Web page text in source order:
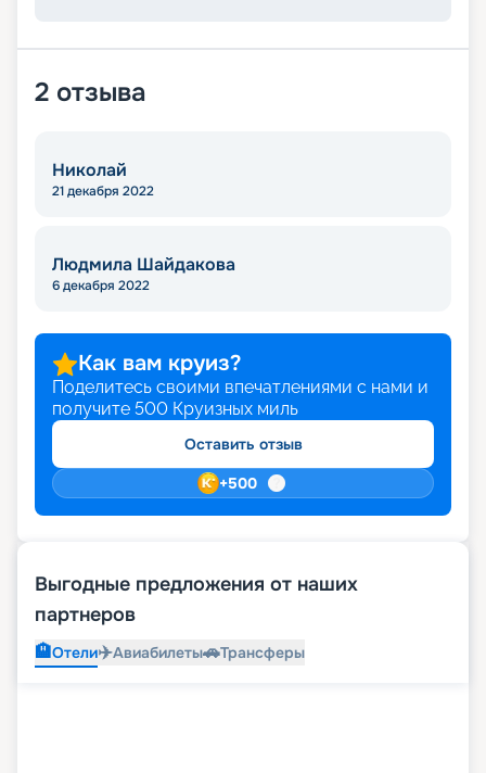
2 отзыва
Николай
21 декабря 2022
Людмила Шайдакова
6 декабря 2022
Как вам круиз?
Поделитесь своими впечатлениями с нами и
получите 500 Круизных миль
Оставить отзыв
+500
Выгодные предложения от наших
партнеров
🏨Отели✈️Авиабилеты🚗Трансферы